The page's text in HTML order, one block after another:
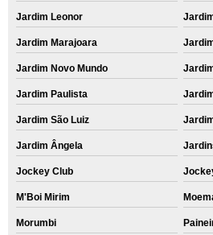
orçamento para recuperação dados hd
recuperação dados hd Jardim Bonfiglioli
orçamento de recuperar dados hd Itaim
serviço de recuperação de dados Franco da
serviço de recuperar dados apagados Arujá
recuperação dados hd externo Pirituba
recuperação dados pen drive Vila
recuperar dados hd formatado Vila Nova
Jardim Leonor
Jardim Marajoara
Jardim Novo Mundo
Jardim Paulista
Jardim São Luiz
Jardim Ângela
Jockey Club
M'Boi Mirim
Morumbi